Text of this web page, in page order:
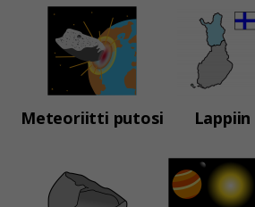
Meteoriitti putosi Lappiin